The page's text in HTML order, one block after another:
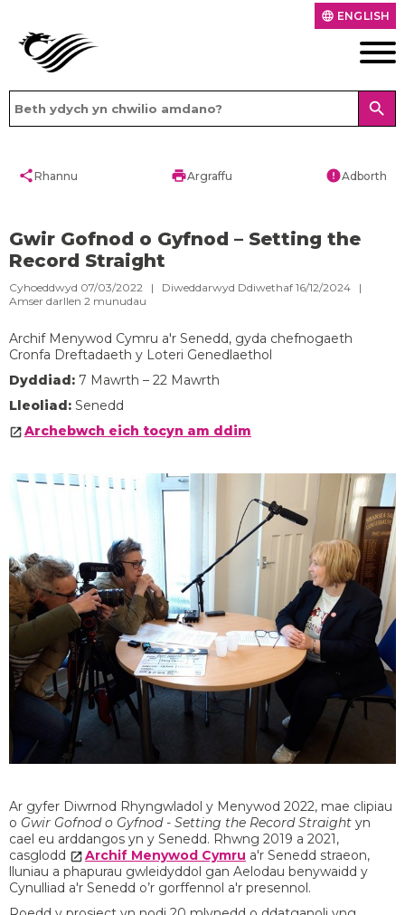
language ENGLISH
search
shareRhannu printArgraffu errorAdborth
Gwir Gofnod o Gyfnod – Setting the
Record Straight
Cyhoeddwyd 07/03/2022 | Diweddarwyd Ddiwethaf 16/12/2024 |
Amser darllen 2 munudau
Archif Menywod Cymru a'r Senedd, gyda chefnogaeth
Cronfa Dreftadaeth y Loteri Genedlaethol
Dyddiad: 7 Mawrth – 22 Mawrth
Lleoliad: Senedd
Archebwch eich tocyn am ddim
Ar gyfer Diwrnod Rhyngwladol y Menywod 2022, mae clipiau
o Gwir Gofnod o Gyfnod - Setting the Record Straight yn
cael eu arddangos yn y Senedd. Rhwng 2019 a 2021,
casglodd
Archif Menywod Cymru a'r Senedd straeon,
lluniau a phapurau gwleidyddol gan Aelodau benywaidd y
Cynulliad a'r Senedd o’r gorffennol a'r presennol.